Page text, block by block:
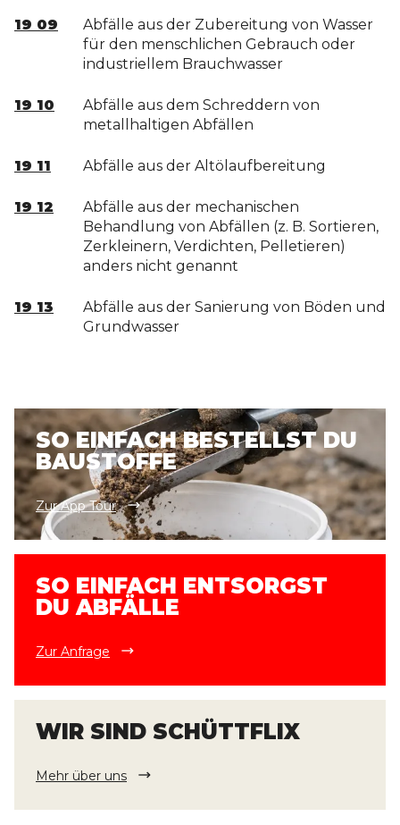
19 09
Abfälle aus der Zubereitung von Wasser
für den menschlichen Gebrauch oder
industriellem Brauchwasser
19 10
Abfälle aus dem Schreddern von
metallhaltigen Abfällen
19 11 Abfälle aus der Altölaufbereitung
19 12
Abfälle aus der mechanischen
Behandlung von Abfällen (z. B. Sortieren,
Zerkleinern, Verdichten, Pelletieren)
anders nicht genannt
19 13
Abfälle aus der Sanierung von Böden und
Grundwasser
SO EINFACH BESTELLST DU
BAUSTOFFE
Zur App Tour
SO EINFACH ENTSORGST
DU ABFÄLLE
Zur Anfrage
WIR SIND SCHÜTTFLIX
Mehr über uns